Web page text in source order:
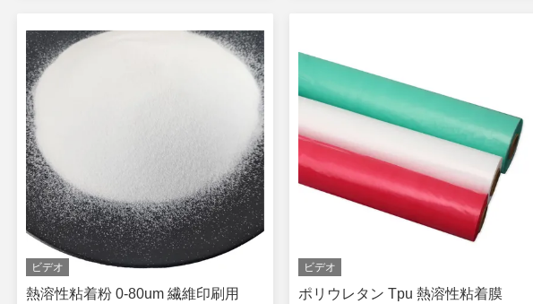
ビデオ
熱溶性粘着粉 0-80um 繊維印刷用
ビデオ
ポリウレタン Tpu 熱溶性粘着膜